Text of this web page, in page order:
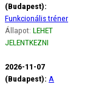
(Budapest):
Funkcionális tréner
Állapot: LEHET
JELENTKEZNI
2026-11-07
(Budapest): A